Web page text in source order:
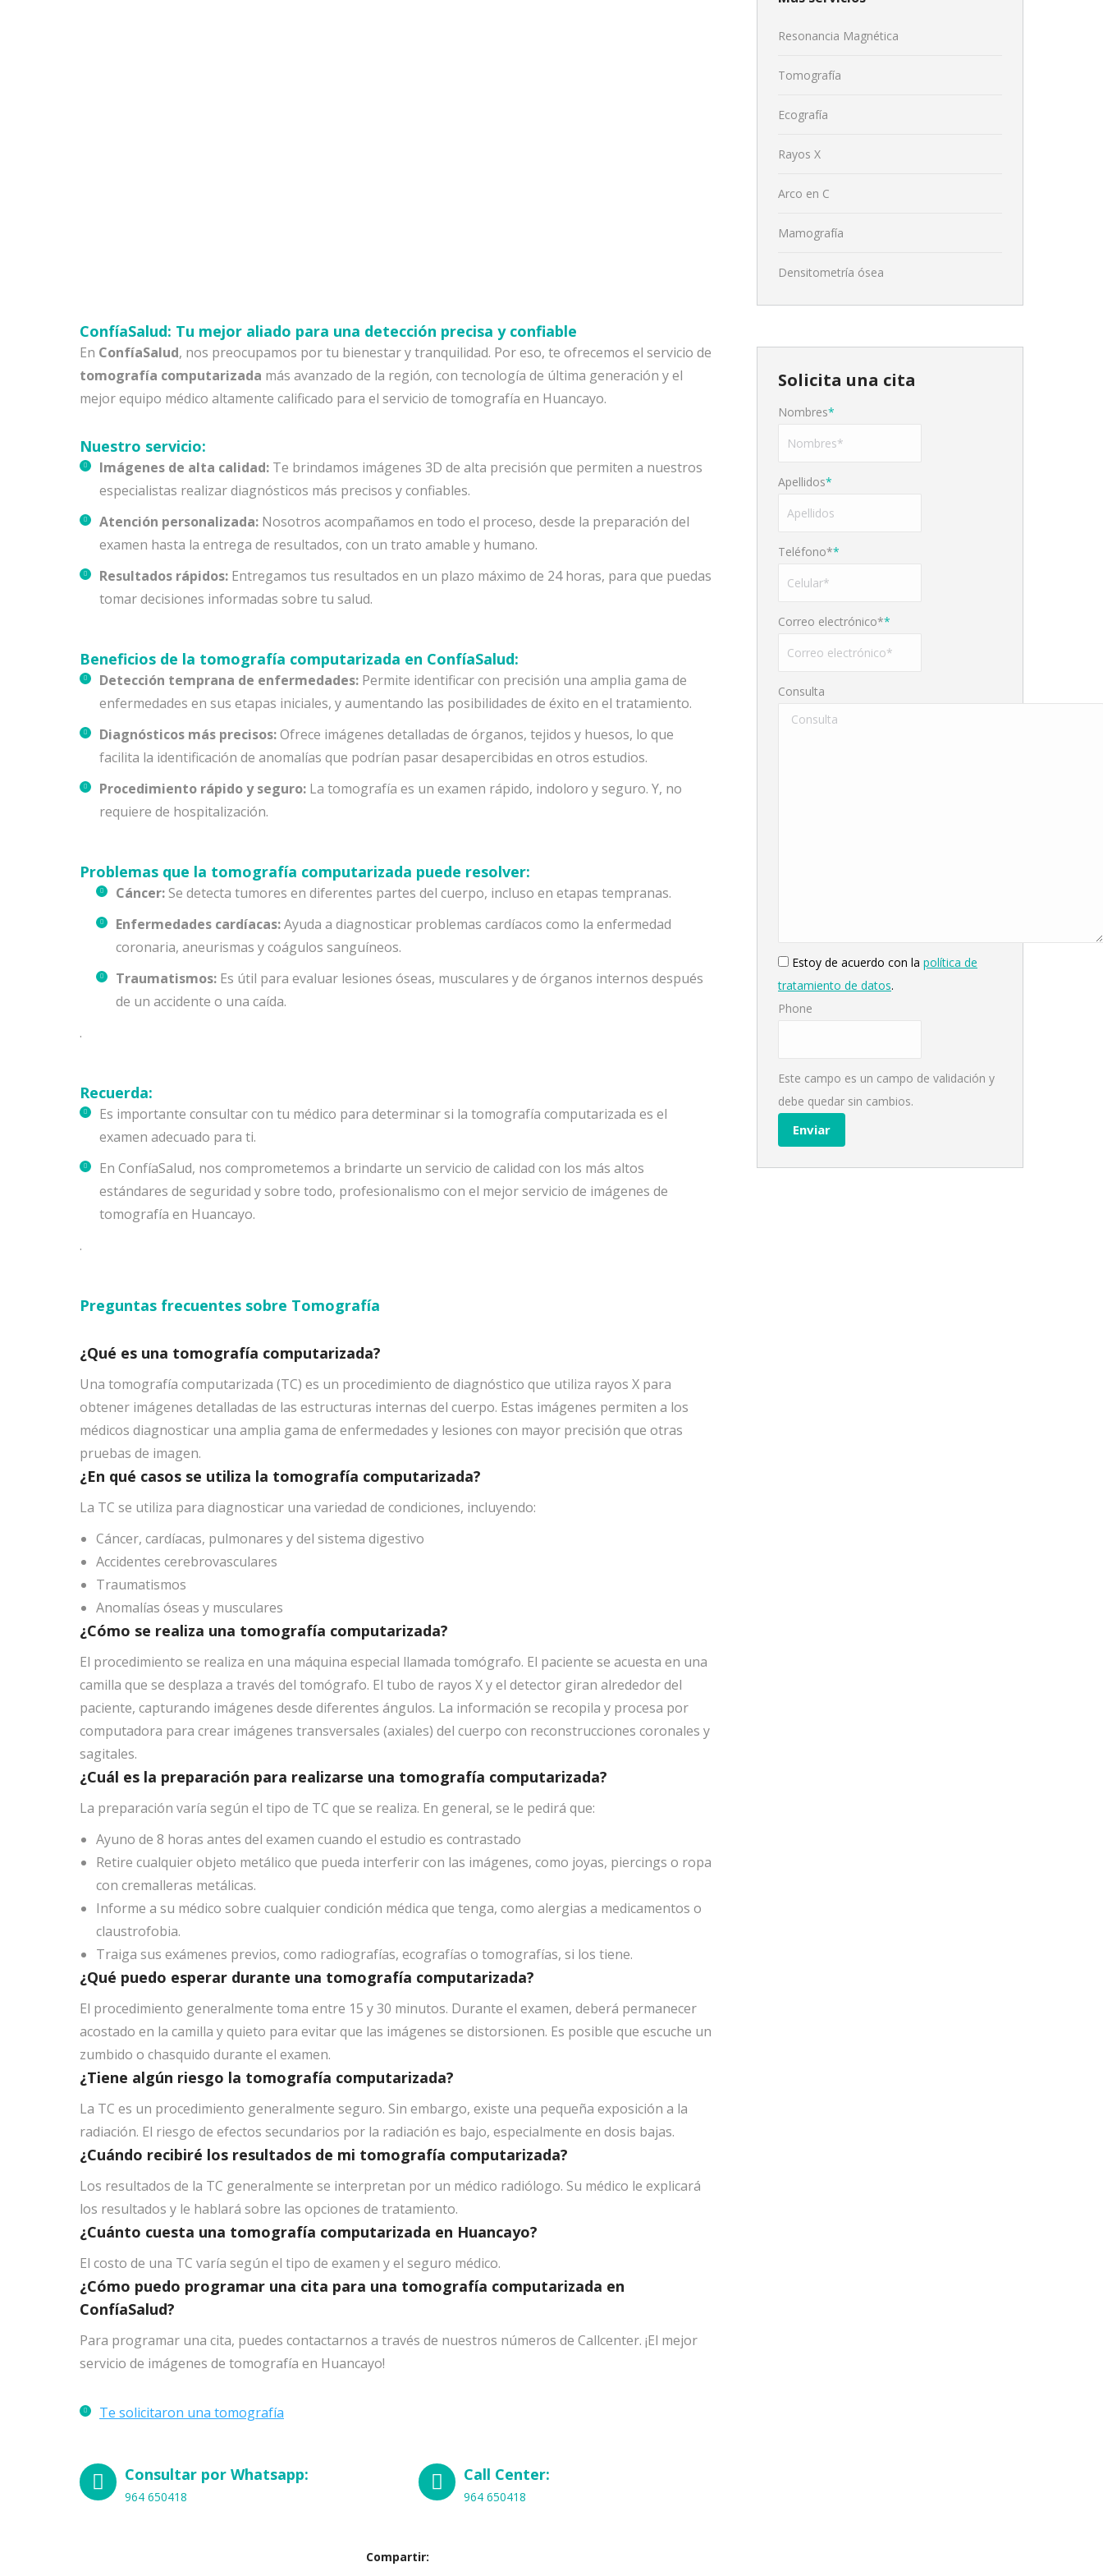
ConfíaSalud: Tu mejor aliado para una detección precisa y confiable
En ConfíaSalud, nos preocupamos por tu bienestar y tranquilidad. Por eso, te ofrecemos el servicio de
tomografía computarizada más avanzado de la región, con tecnología de última generación y el
mejor equipo médico altamente calificado para el servicio de tomografía en Huancayo.
Nuestro servicio:
Imágenes de alta calidad: Te brindamos imágenes 3D de alta precisión que permiten a nuestros
especialistas realizar diagnósticos más precisos y confiables.
Atención personalizada: Nosotros acompañamos en todo el proceso, desde la preparación del
examen hasta la entrega de resultados, con un trato amable y humano.
Resultados rápidos: Entregamos tus resultados en un plazo máximo de 24 horas, para que puedas
tomar decisiones informadas sobre tu salud.
Beneficios de la tomografía computarizada en ConfíaSalud:
Detección temprana de enfermedades: Permite identificar con precisión una amplia gama de
enfermedades en sus etapas iniciales, y aumentando las posibilidades de éxito en el tratamiento.
Diagnósticos más precisos:Ofrece imágenes detalladas de órganos, tejidos y huesos, lo que
facilita la identificación de anomalías que podrían pasar desapercibidas en otros estudios.
Procedimiento rápido y seguro: La tomografía es un examen rápido, indoloro y seguro. Y, no
requiere de hospitalización.
Problemas que la tomografía computarizada puede resolver:
Cáncer: Se detecta tumores en diferentes partes del cuerpo, incluso en etapas tempranas.
Enfermedades cardíacas:Ayuda a diagnosticar problemas cardíacos como la enfermedad
coronaria, aneurismas y coágulos sanguíneos.
Traumatismos: Es útil para evaluar lesiones óseas, musculares y de órganos internos después
de un accidente o una caída.
.
Recuerda:
Es importante consultar con tu médico para determinar si la tomografía computarizada es el
examen adecuado para ti.
En ConfíaSalud, nos comprometemos a brindarte un servicio de calidad con los más altos
estándares de seguridad y sobre todo, profesionalismo con el mejor servicio de imágenes de
tomografía en Huancayo.
.
Preguntas frecuentes sobre Tomografía
¿Qué es una tomografía computarizada?
Una tomografía computarizada (TC) es un procedimiento de diagnóstico que utiliza rayos X para
obtener imágenes detalladas de las estructuras internas del cuerpo. Estas imágenes permiten a los
médicos diagnosticar una amplia gama de enfermedades y lesiones con mayor precisión que otras
pruebas de imagen.
¿En qué casos se utiliza la tomografía computarizada?
La TC se utiliza para diagnosticar una variedad de condiciones, incluyendo:
Cáncer, cardíacas, pulmonares y del sistema digestivo
Accidentes cerebrovasculares
Traumatismos
Anomalías óseas y musculares
¿Cómo se realiza una tomografía computarizada?
El procedimiento se realiza en una máquina especial llamada tomógrafo. El paciente se acuesta en una
camilla que se desplaza a través del tomógrafo. El tubo de rayos X y el detector giran alrededor del
paciente, capturando imágenes desde diferentes ángulos. La información se recopila y procesa por
computadora para crear imágenes transversales (axiales) del cuerpo con reconstrucciones coronales y
sagitales.
¿Cuál es la preparación para realizarse una tomografía computarizada?
La preparación varía según el tipo de TC que se realiza. En general, se le pedirá que:
Ayuno de 8 horas antes del examen cuando el estudio es contrastado
Retire cualquier objeto metálico que pueda interferir con las imágenes, como joyas, piercings o ropa
con cremalleras metálicas.
Informe a su médico sobre cualquier condición médica que tenga, como alergias a medicamentos o
claustrofobia.
Traiga sus exámenes previos, como radiografías, ecografías o tomografías, si los tiene.
¿Qué puedo esperar durante una tomografía computarizada?
El procedimiento generalmente toma entre 15 y 30 minutos. Durante el examen, deberá permanecer
acostado en la camilla y quieto para evitar que las imágenes se distorsionen. Es posible que escuche un
zumbido o chasquido durante el examen.
¿Tiene algún riesgo la tomografía computarizada?
La TC es un procedimiento generalmente seguro. Sin embargo, existe una pequeña exposición a la
radiación. El riesgo de efectos secundarios por la radiación es bajo, especialmente en dosis bajas.
¿Cuándo recibiré los resultados de mi tomografía computarizada?
Los resultados de la TC generalmente se interpretan por un médico radiólogo. Su médico le explicará
los resultados y le hablará sobre las opciones de tratamiento.
¿Cuánto cuesta una tomografía computarizada en Huancayo?
El costo de una TC varía según el tipo de examen y el seguro médico.
¿Cómo puedo programar una cita para una tomografía computarizada en
ConfíaSalud?
Para programar una cita, puedes contactarnos a través de nuestros números de Callcenter. ¡El mejor
servicio de imágenes de tomografía en Huancayo!
Te solicitaron una tomografía
Consultar por Whatsapp:
964 650418
Call Center:
964 650418
Compartir:
Resonancia Magnética
Tomografía
Ecografía
Rayos X
Arco en C
Mamografía
Densitometría ósea
Solicita una cita
Nombres*
Apellidos*
Teléfono**
Correo electrónico**
Consulta
* Estoy de acuerdo con la política de
tratamiento de datos.
Phone
Este campo es un campo de validación y
debe quedar sin cambios.